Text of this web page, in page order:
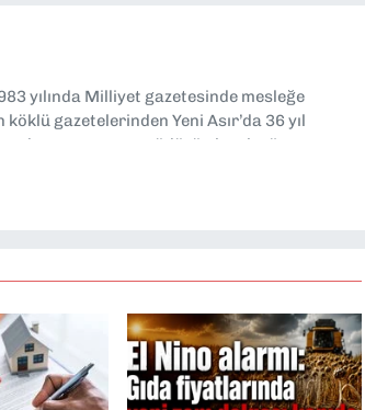
yılında Milliyet gazetesinde mesleğe
gazetelerinden Yeni Asır’da 36 yıl
ve spor müdürü olarak görev
yapıyorum